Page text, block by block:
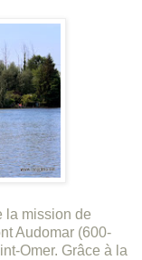
la mission de
Audomar (600-
Omer. Grâce à la